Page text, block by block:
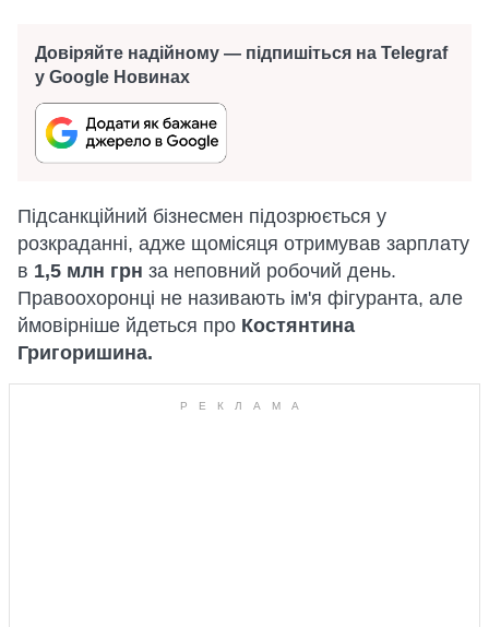
Довіряйте надійному — підпишіться на Telegraf
у Google Новинах
Підсанкційний бізнесмен підозрюється у
розкраданні, адже щомісяця отримував зарплату
в 1,5 млн грн за неповний робочий день.
Правоохоронці не називають ім'я фігуранта, але
ймовірніше йдеться про Костянтина
Григоришина.